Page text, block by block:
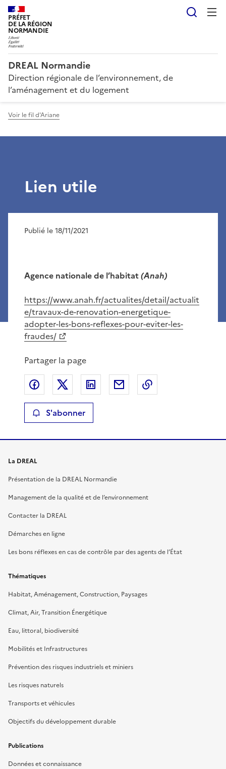
PRÉFET
DE LA RÉGION
NORMANDIE
DREAL Normandie
Direction régionale de l’environnement, de
l’aménagement et du logement
Voir le fil d'Ariane
Lien utile
Publié le 18/11/2021
Agence nationale de l’habitat(Anah)
https://www.anah.fr/actualites/detail/actualit
e/travaux-de-renovation-energetique-
adopter-les-bons-reflexes-pour-eviter-les-
fraudes/
Partager la page
Partager sur Facebook
Partager sur XPartager sur LinkedIn
Partager par email
S'abonner
La DREAL
Présentation de la DREAL Normandie
Management de la qualité et de l’environnement
Contacter la DREAL
Démarches en ligne
Les bons réflexes en cas de contrôle par des agents de l’État
Thématiques
Habitat, Aménagement, Construction, Paysages
Climat, Air, Transition Énergétique
Eau, littoral, biodiversité
Mobilités et Infrastructures
Prévention des risques industriels et miniers
Les risques naturels
Transports et véhicules
Objectifs du développement durable
Publications
Données et connaissance